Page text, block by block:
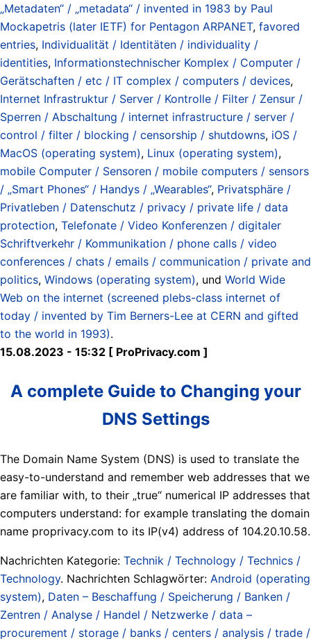
„Metadaten“ / „metadata“ / invented in 1983 by Paul
Mockapetris (later IETF) for Pentagon ARPANET, favored
entries, Individualität / Identitäten / individuality /
identities, Informationstechnischer Komplex / Computer /
Gerätschaften / etc / IT complex / computers / devices,
Internet Infrastruktur / Server / Kontrolle / Filter / Zensur /
Sperren / Abschaltung / internet infrastructure / server /
control / filter / blocking / censorship / shutdowns, iOS /
MacOS (operating system), Linux (operating system),
mobile Computer / Sensoren / mobile computers / sensors
/ „Smart Phones“ / Handys / „Wearables“, Privatsphäre /
Privatleben / Datenschutz / privacy / private life / data
protection, Telefonate / Video Konferenzen / digitaler
Schriftverkehr / Kommunikation / phone calls / video
conferences / chats / emails / communication / private and
politics, Windows (operating system), und World Wide
Web on the internet (screened plebs-class internet of
today / invented by Tim Berners-Lee at CERN and gifted
to the world in 1993).
15.08.2023 - 15:32 [ ProPrivacy.com ]
A complete Guide to Changing your
DNS Settings
The Domain Name System (DNS) is used to translate the
easy-to-understand and remember web addresses that we
are familiar with, to their „true“ numerical IP addresses that
computers understand: for example translating the domain
name proprivacy.com to its IP(v4) address of 104.20.10.58.
Nachrichten Kategorie: Technik / Technology / Technics /
Technology. Nachrichten Schlagwörter: Android (operating
system), Daten – Beschaffung / Speicherung / Banken /
Zentren / Analyse / Handel / Netzwerke / data –
procurement / storage / banks / centers / analysis / trade /